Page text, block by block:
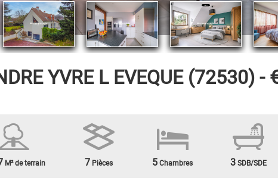
YVRE L EVEQUE (72530) -
M² de terrain 7 Pièces 5 Chambres 3 SDB/SDE